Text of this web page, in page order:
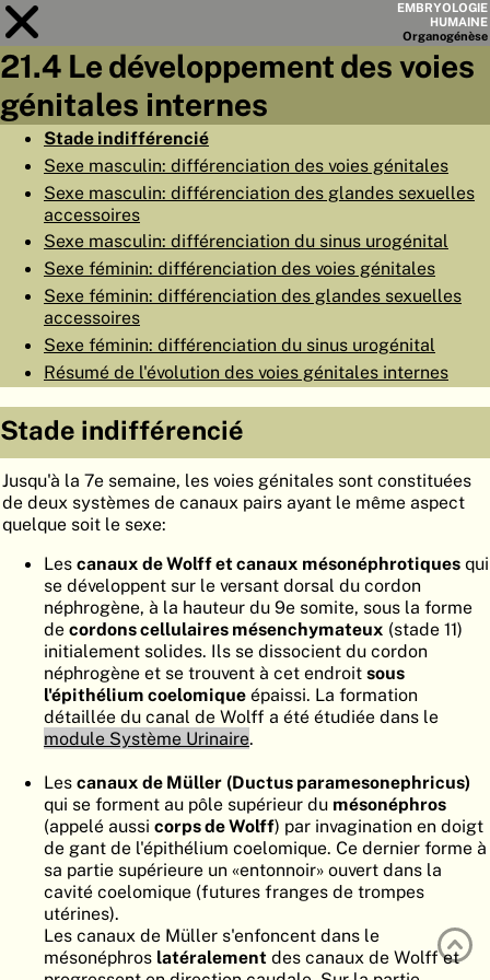
EMBRYOLOGIE
HUMAINE
Organogénèse
LISTE DES CHAPITRES
OBJECTIFS
◀PAGES▶
ACCUEIL
ORGANOGÉNÈSE
ATLASEMBRYOLOGY
RECHERCHER
AIDE
EN
21.4 Le développement des voies
génitales internes
Stade indifférencié
Sexe masculin: différenciation des voies génitales
Sexe masculin: différenciation des glandes sexuelles
accessoires
Sexe masculin: différenciation du sinus urogénital
Sexe féminin: différenciation des voies génitales
Sexe féminin: différenciation des glandes sexuelles
accessoires
Sexe féminin: différenciation du sinus urogénital
Résumé de l'évolution des voies génitales internes
Stade indifférencié
Jusqu'à la 7e semaine, les voies génitales sont constituées
de deux systèmes de canaux pairs ayant le même aspect
quelque soit le sexe:
Les canaux de Wolff et canaux mésonéphrotiques qui
se développent sur le versant dorsal du cordon
néphrogène, à la hauteur du 9e somite, sous la forme
de cordons cellulaires mésenchymateux (stade 11)
initialement solides. Ils se dissocient du cordon
néphrogène et se trouvent à cet endroit sous
l'épithélium coelomique épaissi. La formation
détaillée du canal de Wolff a été étudiée dans le
module Système Urinaire.
Les canaux de Müller (Ductus paramesonephricus)
qui se forment au pôle supérieur du mésonéphros
(appelé aussi corps de Wolff) par invagination en doigt
de gant de l'épithélium coelomique. Ce dernier forme à
sa partie supérieure un «entonnoir» ouvert dans la
cavité coelomique (futures franges de trompes
utérines).
Les canaux de Müller s'enfoncent dans le
mésonéphros latéralement des canaux de Wolff et